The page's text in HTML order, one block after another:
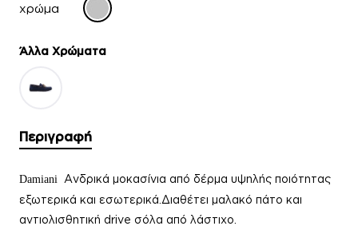
χρώμα
Άλλα Xρώματα
Περιγραφή
Damiani Ανδρικά μοκασίνια από δέρμα υψηλής ποιότητας
εξωτερικά και εσωτερικά.Διαθέτει μαλακό πάτο και
αντιολισθητική drive σόλα από λάστιχο.